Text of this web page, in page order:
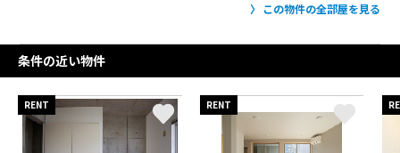
この物件の全部屋を見る
条件の近い物件
RENT RENT